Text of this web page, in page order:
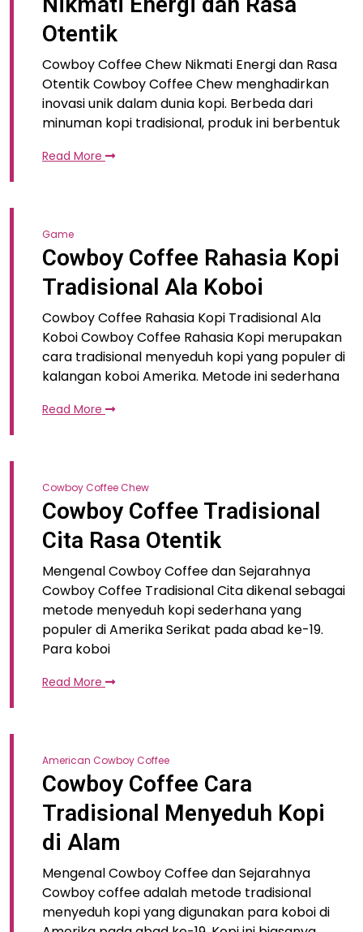
Otentik
Cowboy Coffee Chew Nikmati Energi dan Rasa
Otentik Cowboy Coffee Chew menghadirkan
inovasi unik dalam dunia kopi. Berbeda dari
minuman kopi tradisional, produk ini berbentuk
Read More
Game
Cowboy Coffee Rahasia Kopi
Tradisional Ala Koboi
Cowboy Coffee Rahasia Kopi Tradisional Ala
Koboi Cowboy Coffee Rahasia Kopi merupakan
cara tradisional menyeduh kopi yang populer di
kalangan koboi Amerika. Metode ini sederhana
Read More
Cowboy Coffee Chew
Cowboy Coffee Tradisional
Cita Rasa Otentik
Mengenal Cowboy Coffee dan Sejarahnya
Cowboy Coffee Tradisional Cita dikenal sebagai
metode menyeduh kopi sederhana yang
populer di Amerika Serikat pada abad ke-19.
Para koboi
Read More
American Cowboy Coffee
Cowboy Coffee Cara
Tradisional Menyeduh Kopi
di Alam
Mengenal Cowboy Coffee dan Sejarahnya
Cowboy coffee adalah metode tradisional
menyeduh kopi yang digunakan para koboi di